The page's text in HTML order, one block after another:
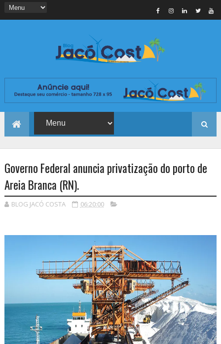
Governo Federal anuncia privatização do porto de
Areia Branca (RN).
BLOG JACÓ COSTA 06:20:00